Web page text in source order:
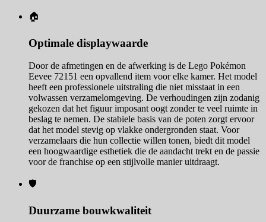
🏠
Optimale displaywaarde
Door de afmetingen en de afwerking is de Lego Pokémon
Eevee 72151 een opvallend item voor elke kamer. Het model
heeft een professionele uitstraling die niet misstaat in een
volwassen verzamelomgeving. De verhoudingen zijn zodanig
gekozen dat het figuur imposant oogt zonder te veel ruimte in
beslag te nemen. De stabiele basis van de poten zorgt ervoor
dat het model stevig op vlakke ondergronden staat. Voor
verzamelaars die hun collectie willen tonen, biedt dit model
een hoogwaardige esthetiek die de aandacht trekt en de passie
voor de franchise op een stijlvolle manier uitdraagt.
🛡️
Duurzame bouwkwaliteit